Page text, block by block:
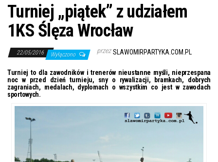
Turniej „piątek” z udziałem
1KS Ślęza Wrocław
22/05/2016 Wyłączono przez SLAWOMIRPARTYKA.COM.PL
Turniej to dla zawodników i trenerów nieustanne myśli, nieprzespana
noc w przed dzień turnieju, sny o rywalizacji, bramkach, dobrych
zagraniach, medalach, dyplomach o wszystkim co jest w zawodach
sportowych.